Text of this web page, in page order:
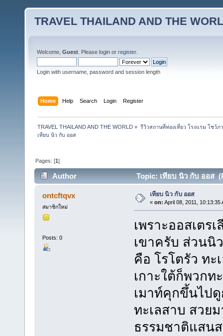
TRAVEL THAILAND AND THE
Welcome, Guest . Please login or register.
Login with username, password and session length
Home Help Search Login Register
TRAVEL THAILAND AND THE WORLD » รีวิวสถานที่ท่องเที่ยว โรงแรม โชว์ภ
เทียบ นิว กับ ออส
Pages: [1]
Author Topic: เทียบ นิว กับ ออส
ontcftqvx
สมาชิกใหม่
Posts: 0
เทียบ นิว กับ ออส
« on: April 08, 2011, 10:13:35
เพราะออสเต
เขาครับ ส่วนนิ
คือ โรโตรัว ทะ
เกาะใต้ก็พวกท
เมาท์คุกขึ้นไป
ทะเลสาบ สวย
ธรรมชาติแสน